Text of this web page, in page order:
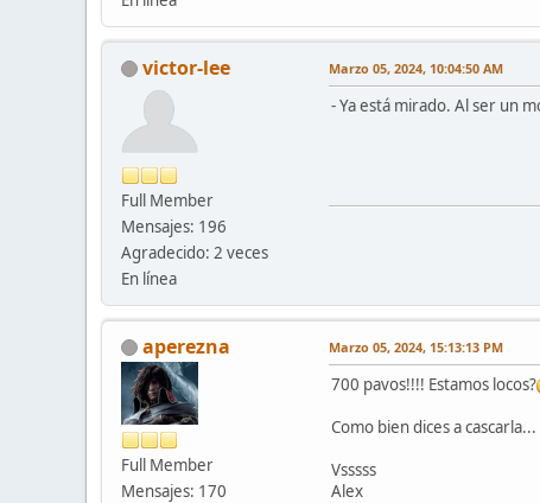
victor-lee
Full Member
Mensajes: 196
Agradecido: 2 veces
En línea
Marzo 05, 2024, 10:04:50 AM
- Ya está mirado. Al ser un
aperezna
Full Member
Mensajes: 170
Marzo 05, 2024, 15:13:13 PM
700 pavos!!!! Estamos locos?
Como bien dices a cascarla...
Vsssss
Alex